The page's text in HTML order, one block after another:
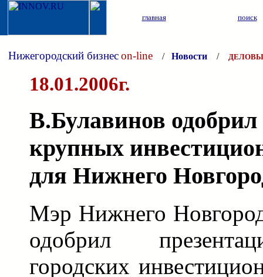
главная поиск
Нижегородский бизнесon-line / Новости /
18.01.2006г.
В.Булавинов
крупных
для Нижнего
Мэр Нижнего
одобрил
городских